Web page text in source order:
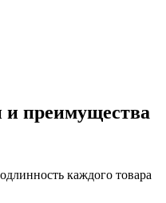
преимущества
каждого товара